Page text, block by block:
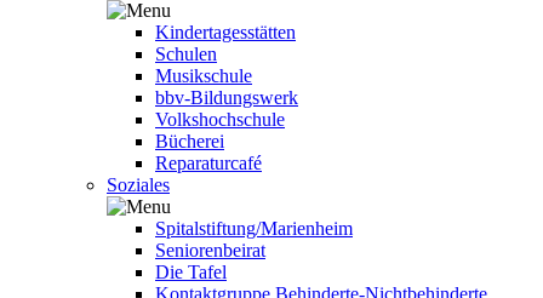
Kindertagesstätten
Schulen
Musikschule
bbv-Bildungswerk
Volkshochschule
Bücherei
Reparaturcafé
Soziales
Spitalstiftung/Marienheim
Seniorenbeirat
Die Tafel
Kontaktgruppe Behinderte-Nichtbehinderte